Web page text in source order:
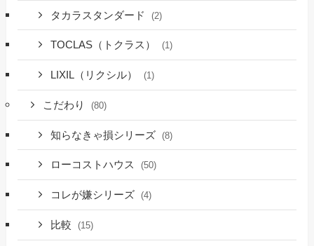
タカラスタンダード (2)
TOCLAS（トクラス） (1)
LIXIL（リクシル） (1)
こだわり (80)
知らなきゃ損シリーズ (8)
ローコストハウス (50)
コレが嫌シリーズ (4)
比較 (15)